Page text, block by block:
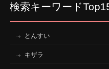
検索キーワード
とんすい
キザラ